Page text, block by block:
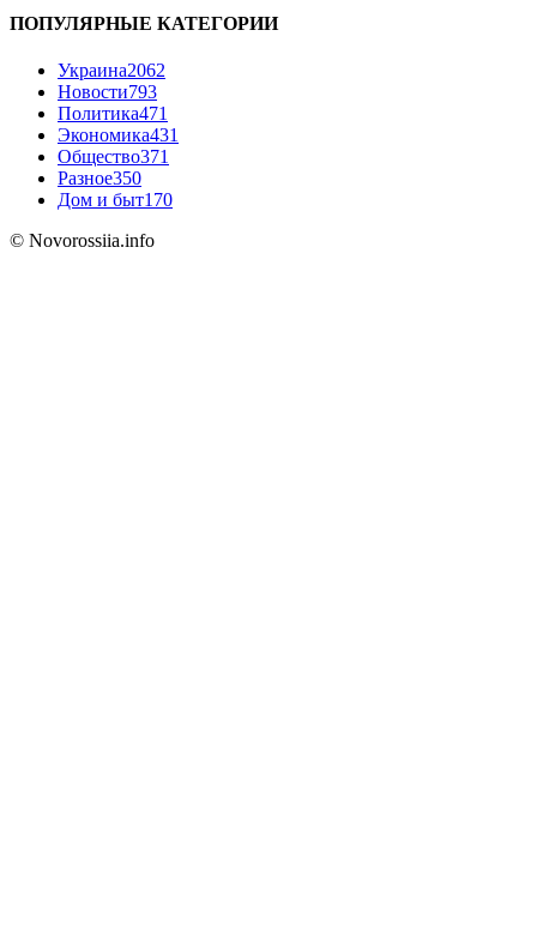
ПОПУЛЯРНЫЕ КАТЕГОРИИ
Украина2062
Новости793
Политика471
Экономика431
Общество371
Разное350
Дом и быт170
© Novorossiia.info